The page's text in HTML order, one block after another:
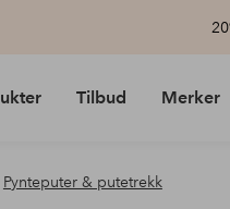
Tilbud Merker
Pynteputer & putetrekk